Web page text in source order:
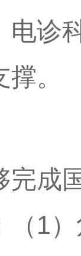
电诊
。
完成
（1